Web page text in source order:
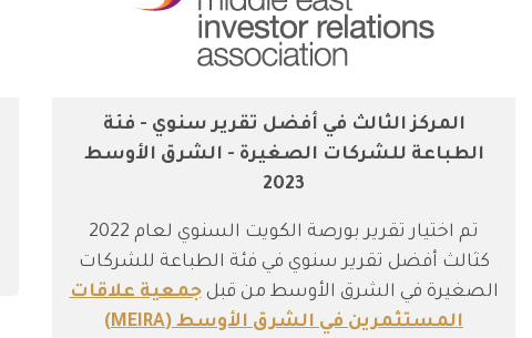
المركز الثالث في أفضل تقرير سنوي - فئة
الطباعة للشركات الصغيرة - الشرق الأوسط
2023
تم اختيار تقرير بورصة الكويت السنوي لعام 2022
كثالث أفضل تقرير سنوي في فئة الطباعة للشركات
الصغيرة في الشرق الأوسط من قبلجمعية علاقات
المستثمرين في الشرق الأوسط (MEIRA)